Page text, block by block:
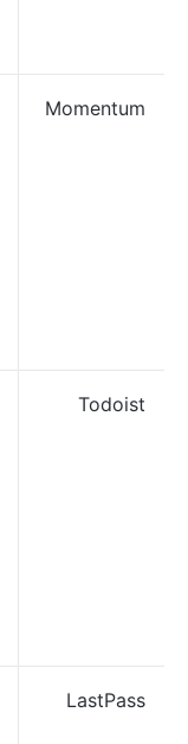
Momentum
Todoist
LastPass